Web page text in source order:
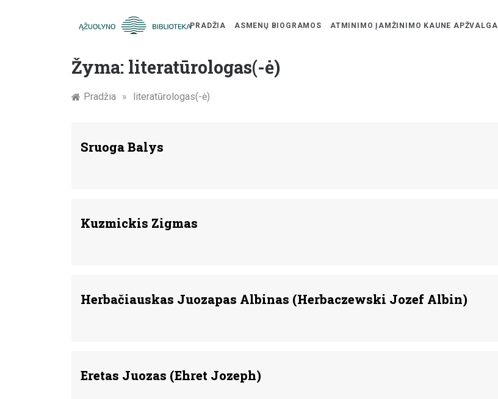
Žymūs
Kauno
atminimo
PRADŽIA ASMENŲ BIOGRAMOS ATMINIMO ĮAMŽINIMO KAUNE APŽVALGA
Žyma: literatūrologas(-ė)
Pradžia » literatūrologas(-ė)
Sruoga Balys
Kuzmickis Zigmas
Herbačiauskas Juozapas Albinas (Herbaczewski Jozef Albin)
Eretas Juozas (Ehret Jozeph)